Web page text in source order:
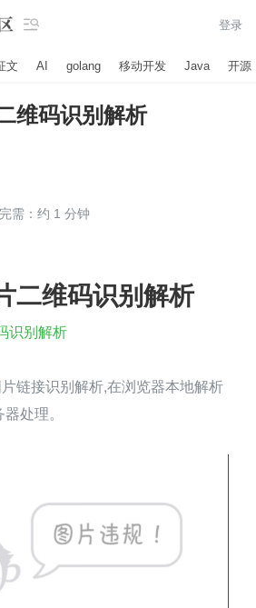
 登录
文 AI golang 移动开发 Java 开源
维码识别解析
需：约 1 分钟
二维码识别解析
识别解析
链接识别解析,在浏览器本地解析
处理。